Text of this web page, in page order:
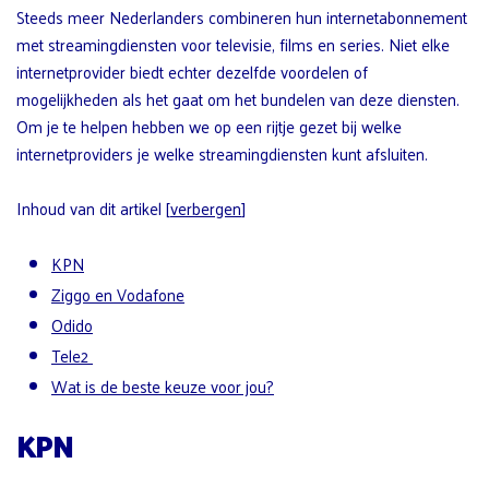
Steeds meer Nederlanders combineren hun internetabonnement
met streamingdiensten voor televisie, films en series. Niet elke
internetprovider biedt echter dezelfde voordelen of
mogelijkheden als het gaat om het bundelen van deze diensten.
Om je te helpen hebben we op een rijtje gezet bij welke
internetproviders je welke streamingdiensten kunt afsluiten.
Inhoud van dit artikel[verbergen]
KPN
Ziggo en Vodafone
Odido
Tele2
Wat is de beste keuze voor jou?
KPN